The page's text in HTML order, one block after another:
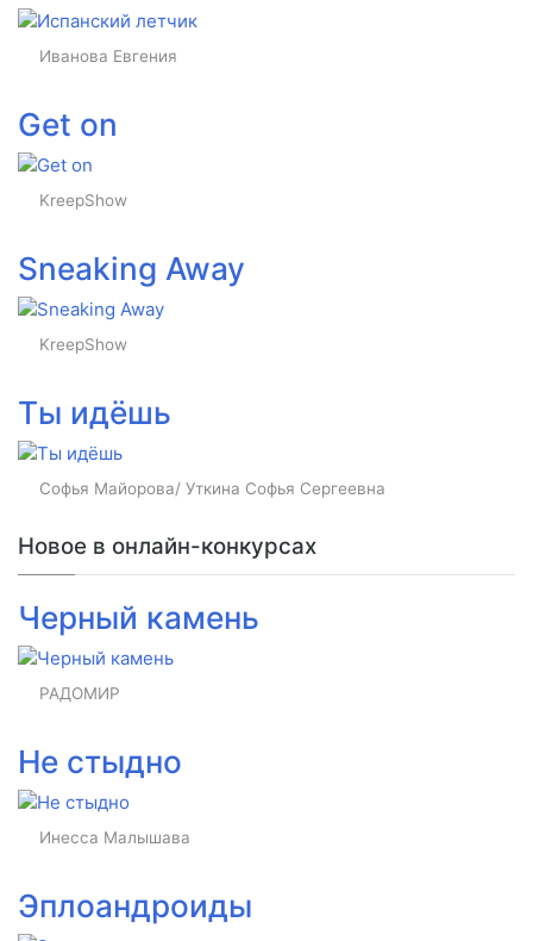
Иванова Евгения
Get on
KreepShow
Sneaking Away
KreepShow
Ты идёшь
Софья Майорова/ Уткина Софья Сергеевна
Новое в онлайн-конкурсах
Черный камень
РАДОМИР
Не стыдно
Инесса Малышава
Эплоандроиды